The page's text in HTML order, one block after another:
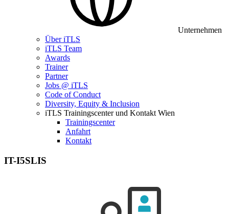
Unternehmen
Über iTLS
iTLS Team
Awards
Trainer
Partner
Jobs @ iTLS
Code of Conduct
Diversity, Equity & Inclusion
iTLS Trainingscenter und Kontakt Wien
Trainingscenter
Anfahrt
Kontakt
IT-I5SLIS